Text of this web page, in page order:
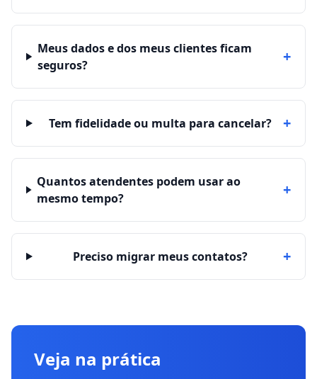
Meus dados e dos meus clientes ficam
seguros?
+
Tem fidelidade ou multa para cancelar? +
Quantos atendentes podem usar ao
mesmo tempo?
+
Preciso migrar meus contatos? +
Veja na prática